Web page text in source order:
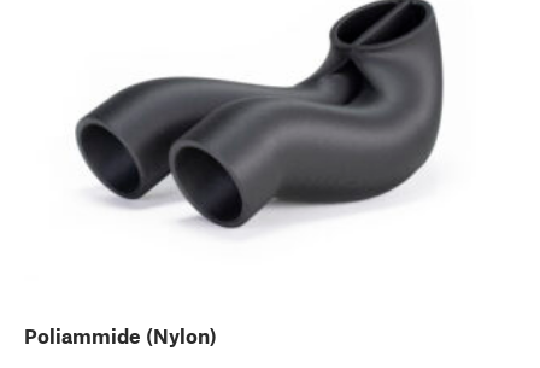
Poliammide (Nylon)